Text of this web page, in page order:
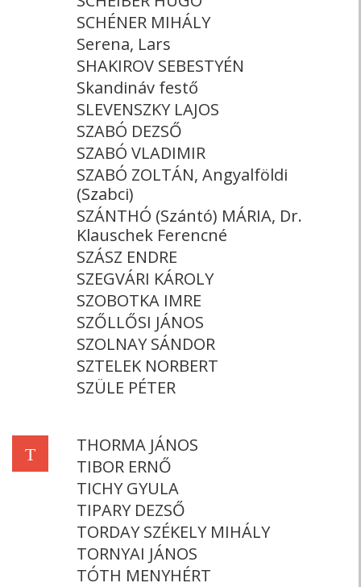
SCHÉNER MIHÁLY
Serena, Lars
SHAKIROV SEBESTYÉN
Skandináv festő
SLEVENSZKY LAJOS
SZABÓ DEZSŐ
SZABÓ VLADIMIR
SZABÓ ZOLTÁN, Angyalföldi
(Szabci)
SZÁNTHÓ (Szántó) MÁRIA, Dr.
Klauschek Ferencné
SZÁSZ ENDRE
SZEGVÁRI KÁROLY
SZOBOTKA IMRE
SZŐLLŐSI JÁNOS
SZOLNAY SÁNDOR
SZTELEK NORBERT
SZÜLE PÉTER
T
THORMA JÁNOS
TIBOR ERNŐ
TICHY GYULA
TIPARY DEZSŐ
TORDAY SZÉKELY MIHÁLY
TORNYAI JÁNOS
TÓTH MENYHÉRT